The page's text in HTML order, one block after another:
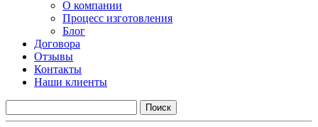
О компании
Процесс изготовления
Блог
Договора
Отзывы
Контакты
Наши клиенты